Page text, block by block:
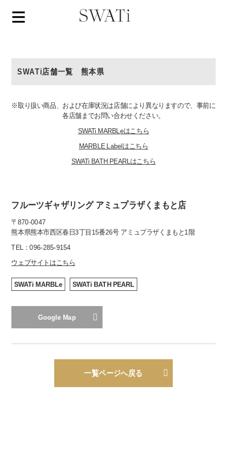
SWATi店舗一覧 熊本県
※取り扱い商品、および在庫状況は店舗により異なりますので、事前に
各店舗までお問い合わせください。
SWATi MARBLeはこちら
MARBLE Labelはこちら
SWATi BATH PEARLはこちら
フルーツギャザリング アミュプラザくまもと店
〒870-0047
熊本県熊本市西区春日3丁目15番26号 アミュプラザくまもと1階
TEL：096-285-9154
ウェブサイトはこちら
SWATi MARBLe SWATi BATH PEARL
Google Map
一覧ページへ戻る